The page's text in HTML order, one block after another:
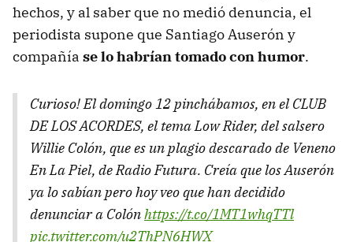
hechos, y al saber que no medió denuncia, el
periodista supone que Santiago Auserón y
compañía se lo habrían tomado con humor.
Curioso! El domingo 12 pinchábamos, en el CLUB
DE LOS ACORDES, el tema Low Rider, del salsero
Willie Colón, que es un plagio descarado de Veneno
En La Piel, de Radio Futura. Creía que los Auserón
ya lo sabían pero hoy veo que han decidido
denunciar a Colónhttps://t.co/1MT1whqTTl
pic.twitter.com/u2ThPN6HWX